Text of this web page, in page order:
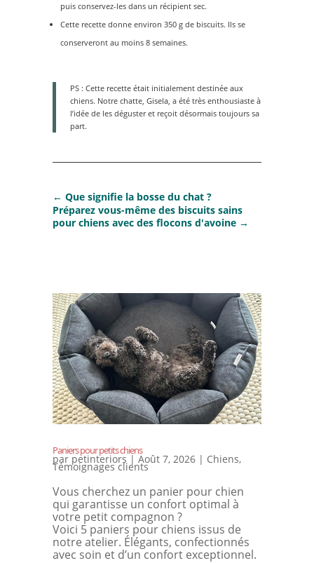
puis conservez-les dans un récipient sec.
Cette recette donne environ 350 g de biscuits. Ils se
conserveront au moins 8 semaines.
PS : Cette recette était initialement destinée aux
chiens. Notre chatte, Gisela, a été très enthousiaste à
l’idée de les déguster et reçoit désormais toujours sa
part.
← Que signifie la bosse du chat ?
Préparez vous-même des biscuits sains
pour chiens avec des flocons d'avoine→
Paniers pour petits chiens
par petinteriors | Août 7, 2026| Chiens,
Témoignages clients
Vous cherchez un panier pour chien
qui garantisse un confort optimal à
votre petit compagnon ?
Voici 5 paniers pour chiens issus de
notre atelier. Élégants, confectionnés
avec soin et d’un confort exceptionnel.